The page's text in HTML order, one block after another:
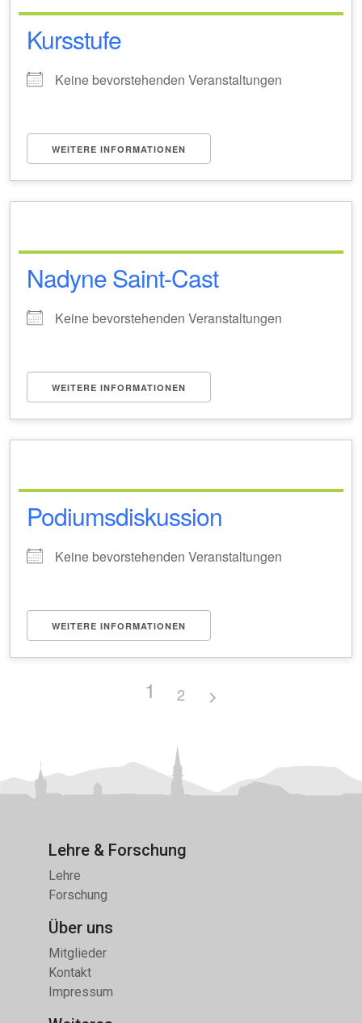
Kursstufe
Keine bevorstehenden Veranstaltungen
WEITERE INFORMATIONEN
Nadyne Saint-Cast
Keine bevorstehenden Veranstaltungen
WEITERE INFORMATIONEN
Podiumsdiskussion
Keine bevorstehenden Veranstaltungen
WEITERE INFORMATIONEN
1 2
Lehre & Forschung
Lehre
Forschung
Über uns
Mitglieder
Kontakt
Impressum